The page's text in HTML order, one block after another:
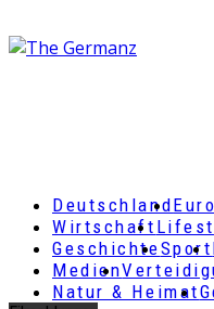
Deutschland
Wirtschaft
GeschichteSport
Medien
Natur & Heimat